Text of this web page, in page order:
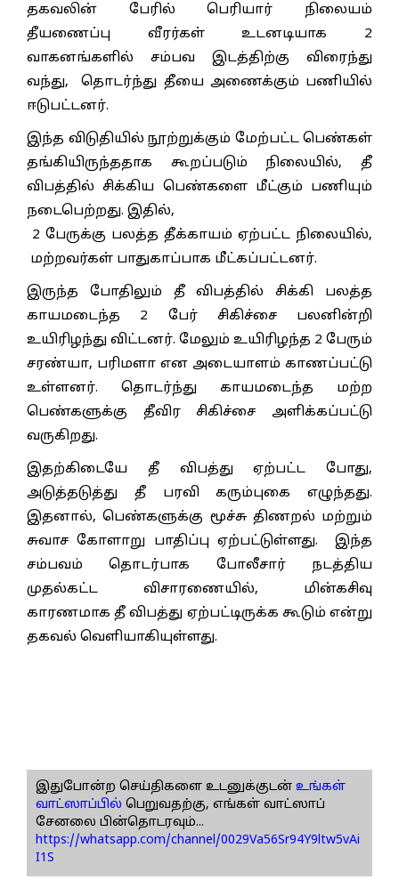
தகவலின் பேரில் பெரியார் நிலையம்
தீயணைப்பு வீரர்கள் உடனடியாக 2
வாகனங்களில் சம்பவ இடத்திற்கு விரைந்து
வந்து, தொடர்ந்து தீயை அணைக்கும் பணியில்
ஈடுபட்டனர்.
இந்த விடுதியில் நூற்றுக்கும் மேற்பட்ட பெண்கள்
தங்கியிருந்ததாக கூறப்படும் நிலையில், தீ
விபத்தில் சிக்கிய பெண்களை மீட்கும் பணியும்
நடைபெற்றது. இதில்,
2 பேருக்கு பலத்த தீக்காயம் ஏற்பட்ட நிலையில்,
மற்றவர்கள் பாதுகாப்பாக மீட்கப்பட்டனர்.
இருந்த போதிலும் தீ விபத்தில் சிக்கி பலத்த
காயமடைந்த 2 பேர் சிகிச்சை பலனின்றி
உயிரிழந்து விட்டனர். மேலும் உயிரிழந்த 2 பேரும்
சரண்யா, பரிமளா என அடையாளம் காணப்பட்டு
உள்ளனர். தொடர்ந்து காயமடைந்த மற்ற
பெண்களுக்கு தீவிர சிகிச்சை அளிக்கப்பட்டு
வருகிறது.
இதற்கிடையே தீ விபத்து ஏற்பட்ட போது,
அடுத்தடுத்து தீ பரவி கரும்புகை எழுந்தது.
இதனால், பெண்களுக்கு மூச்சு திணறல் மற்றும்
சுவாச கோளாறு பாதிப்பு ஏற்பட்டுள்ளது. இந்த
சம்பவம் தொடர்பாக போலீசார் நடத்திய
முதல்கட்ட விசாரணையில், மின்கசிவு
காரணமாக தீ விபத்து ஏற்பட்டிருக்க கூடும் என்று
தகவல் வெளியாகியுள்ளது.
இதுபோன்ற செய்திகளை உடனுக்குடன் உங்கள்
வாட்ஸாப்பில் பெறுவதற்கு, எங்கள் வாட்ஸாப்
சேனலை பின்தொடரவும்...
https://whatsapp.com/channel/0029Va56Sr94Y9ltw5vAi
I1S